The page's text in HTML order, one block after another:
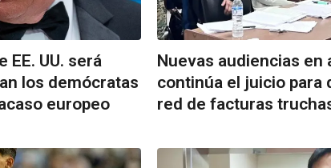
EE. UU. será
los demócratas
europeo
Nuevas audiencias en
continúa el juicio para
red de facturas